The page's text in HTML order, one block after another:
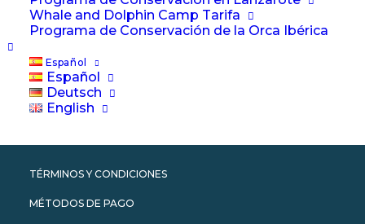
Whale and Dolphin Camp Tarifa
Programa de Conservación de la Orca Ibérica
Español
Español
Deutsch
English
CONTACTO
AVISO LEGAL
TÉRMINOS Y CONDICIONES
TÉRMINOS Y CONDICIONES
MÉTODOS DE PAGO